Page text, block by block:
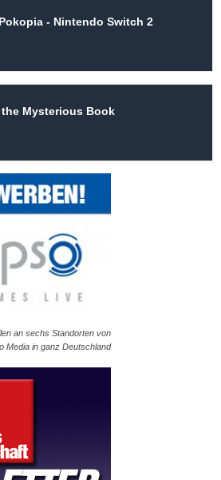
- Nintendo Switch 2
Mysterious Book
an sechs Standorten von
Media in ganz Deutschland